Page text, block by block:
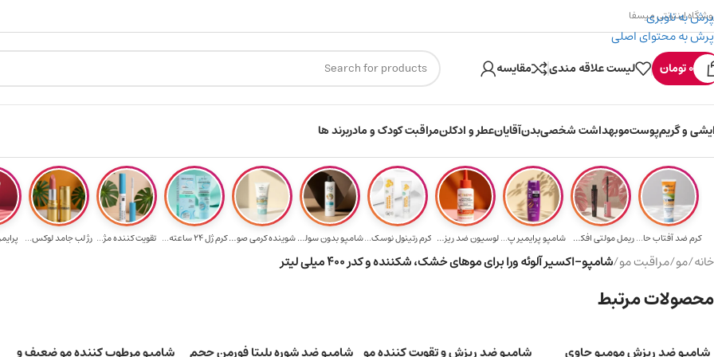
پرش به ناوبری
پرش به محتوای اصلی
هدیه برای خرید های بالای ۵ میلیون تومن ارسال رایگان برای خرید ۳.۵ میلیون به یالا ۳۰۰ میسکوین (۳۰ هزار تومن) هدیه خرید اول
اینترنتی میسفا
0تومان لیست علاقه مندی مقایسه
و گریمپوستموبهداشت شخصیبدنآقایانعطر و ادکلنمراقبت کودک و مادربرند ها
کرم ضد آفتاب حا... ریمل مولتی افکت... شامپو پرایمیر پ... لوسیون ضد ریزش ... کرم رتینول نوسک... شامپو بدون سولف... شوینده کرمی صور...کرم ژل ۲۴ ساعته... تقویت‌ کننده مژ... رژ لب جامد لوکس...
خانه/مو/مراقبت مو/شامپو-اکسیر آلوئه ورا برای موهای خشک، شکننده و کدر 400 میلی لیتر
محصولات مرتبط
شامپو ضد ریزش مومیو حاوی شامپو ضد ریزش و تقویت کننده مو شامپو ضد شوره بلیتا فورمن حجم شامپو مرطوب کننده مو ضعیف و